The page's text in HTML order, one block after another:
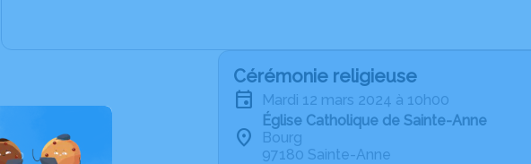
Cérémonie religieuse
mardi 12 mars 2024 à 10h00
Église Catholique de Sainte-Anne
Bourg
97180 Sainte-Anne